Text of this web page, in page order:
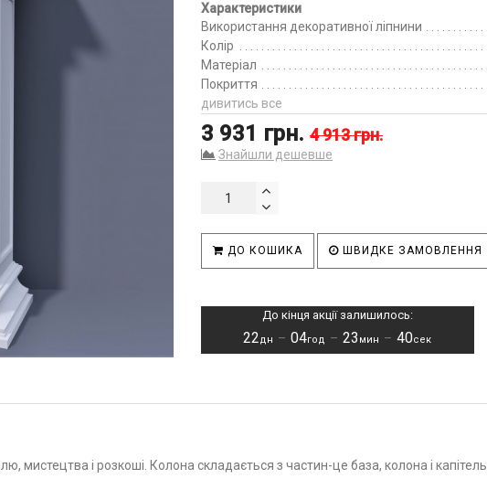
Характеристики
Використання декоративної ліпнини
Колір
Матеріал
Покриття
дивитись все
3 931 грн. 4 913 грн.
Знайшли дешевше
ДО КОШИКА ШВИДКЕ ЗАМОВЛЕННЯ
До кінця акції залишилось:
22дн – 04год – 23 мин – 39сек
мистецтва і розкоші. Колона складається з частин-це база, колона і капітель.